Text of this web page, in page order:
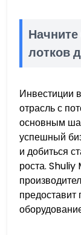
лотков
Инвестиции
отрасль с
основным
успешный
и добиться
роста.